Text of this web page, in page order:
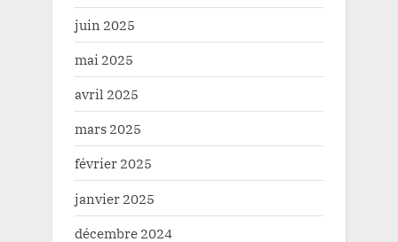
juin 2025
mai 2025
avril 2025
mars 2025
février 2025
janvier 2025
décembre 2024